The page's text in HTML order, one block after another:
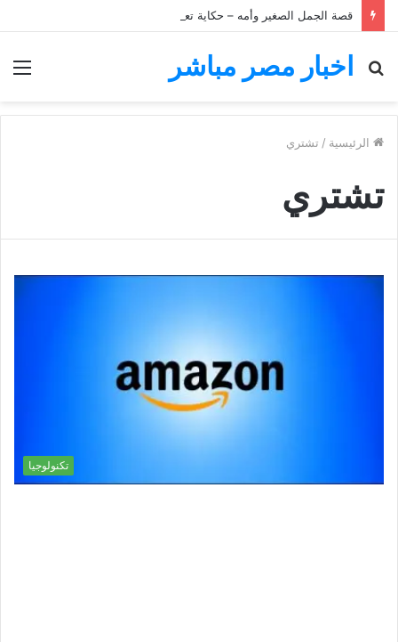
قصة الجمل الصغير وأمه – حكاية تعليمية للأطفال
اخبار مصر مباشر
بحث
الرئيسية / تشتري
تشتري
تكنولوجيا